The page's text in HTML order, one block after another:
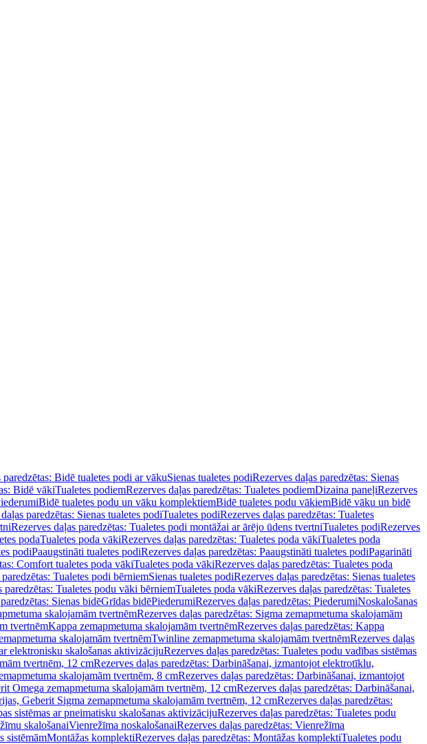
paredzētas: Bidē tualetes podi ar vākuSienas tualetes podiRezerves daļas paredzētas: Sienas
Bidē vākiTualetes podiemRezerves daļas paredzētas: Tualetes podiemDizaina paneļiRezerves
Bidē tualetes podu un vāku komplektiemBidē tualetes podu vākiemBidē vāku un bidē
paredzētas: Sienas tualetes podiTualetes podiRezerves daļas paredzētas: Tualetes
Rezerves daļas paredzētas: Tualetes podi montāžai ar ārējo ūdens tvertniTualetes podiRezerves
podaTualetes poda vākiRezerves daļas paredzētas: Tualetes poda vākiTualetes poda
podiPaaugstināti tualetes podiRezerves daļas paredzētas: Paaugstināti tualetes podiPagarināti
Comfort tualetes poda vākiTualetes poda vākiRezerves daļas paredzētas: Tualetes poda
Tualetes podi bērniemSienas tualetes podiRezerves daļas paredzētas: Sienas tualetes
paredzētas: Tualetes podu vāki bērniemTualetes poda vākiRezerves daļas paredzētas: Tualetes
Sienas bidēGrīdas bidēPiederumiRezerves daļas paredzētas: PiederumiNoskalošanas
skalojamām tvertnēmRezerves daļas paredzētas: Sigma zemapmetuma skalojamām
tvertnēmKappa zemapmetuma skalojamām tvertnēmRezerves daļas paredzētas: Kappa
skalojamām tvertnēmTwinline zemapmetuma skalojamām tvertnēmRezerves daļas
elektronisku skalošanas aktivizācijuRezerves daļas paredzētas: Tualetes podu vadības sistēmas
tvertnēm, 12 cmRezerves daļas paredzētas: Darbināšanai, izmantojot elektrotīklu,
skalojamām tvertnēm, 8 cmRezerves daļas paredzētas: Darbināšanai, izmantojot
Omega zemapmetuma skalojamām tvertnēm, 12 cmRezerves daļas paredzētas: Darbināšanai,
Geberit Sigma zemapmetuma skalojamām tvertnēm, 12 cmRezerves daļas paredzētas:
sistēmas ar pneimatisku skalošanas aktivizācijuRezerves daļas paredzētas: Tualetes podu
skalošanaiVienrežīma noskalošanaiRezerves daļas paredzētas: Vienrežīma
sistēmāmMontāžas komplektiRezerves daļas paredzētas: Montāžas komplektiTualetes podu